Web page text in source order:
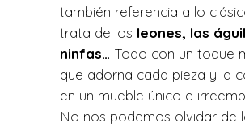
también referencia a lo
trata de los leones, las
ninfas… Todo con un toque
que adorna cada pieza y la
en un mueble único e
No nos podemos olvidar de